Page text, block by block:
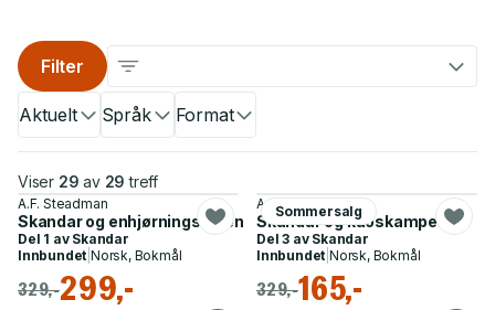
Aktuelt Språk Format
Filter
Viser 29 av 29 treff
A.F. Steadman
Skandar og enhjørningstyven
Del 1 av Skandar
Innbundet |Norsk, Bokmål
329,-299,-
Sommersalg
A.F. Steadman
Skandar og kaoskampene
Del 3 av Skandar
Innbundet |Norsk, Bokmål
329,-165,-